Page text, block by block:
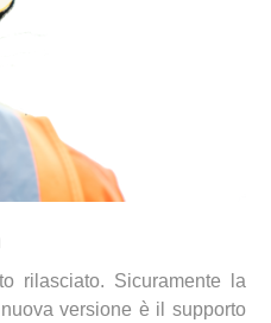
rilasciato. Sicuramente la
versione è il supporto